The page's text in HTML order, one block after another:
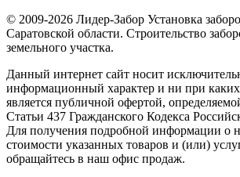
© 2009-2026 Лидер-Забор Установка
Саратовской области. Строительство
земельного участка.
Данный интернет сайт носит
информационный характер и ни при
является публичной офертой,
Статьи 437 Гражданского Кодекса
Для получения подробной информации о
стоимости указанных товаров и (или)
обращайтесь в наш офис продаж.